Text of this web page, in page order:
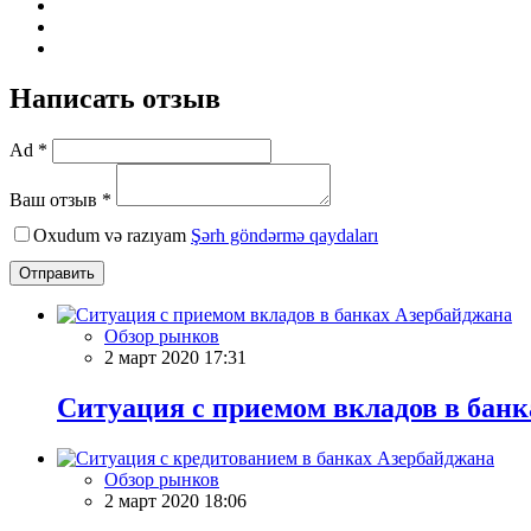
Написать отзыв
Ad *
Ваш отзыв *
Oxudum və razıyam Şərh göndərmə qaydaları
Отправить
Обзор рынков
2 март 2020 17:31
Ситуация с приемом вкладов в
Обзор рынков
2 март 2020 18:06